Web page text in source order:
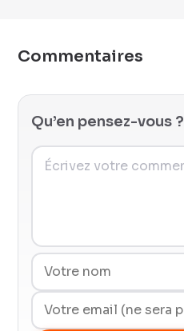
Commentaires
Qu’en pensez-vous ?